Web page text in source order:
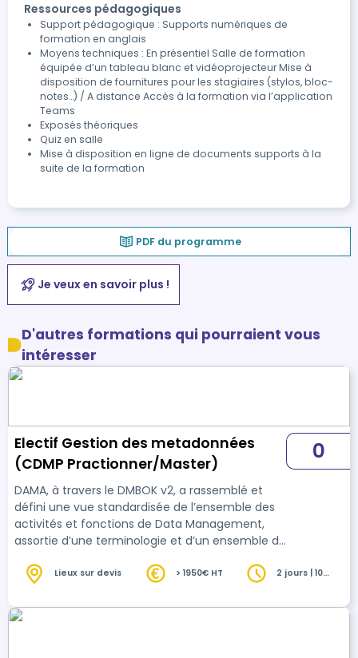
Ressources pédagogiques
Support pédagogique : Supports numériques de
formation en anglais
Moyens techniques : En présentiel Salle de formation
équipée d’un tableau blanc et vidéoprojecteur Mise à
disposition de fournitures pour les stagiaires (stylos, bloc-
notes…) / A distance Accès à la formation via l’application
Teams
Exposés théoriques
Quiz en salle
Mise à disposition en ligne de documents supports à la
suite de la formation
PDF du programme
Je veux en savoir plus !
D'autres formations qui pourraient vous
intéresser
Electif Gestion des metadonnées
(CDMP Practionner/Master)
DAMA, à travers le DMBOK v2, a rassemblé et
défini une vue standardisée de l’ensemble des
activités et fonctions de Data Management,
assortie d’une terminologie et d’un ensemble de
l'ensemble des domaines du Data Management
pratiques nécessaires pour appréhender et
aborder avec confiance la pratique de Data
0
Lieux sur devis > 1950€ HT
2 jours | 10